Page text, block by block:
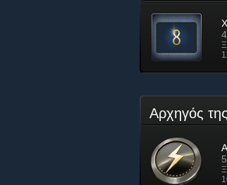
Αρχηγός